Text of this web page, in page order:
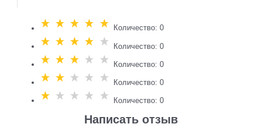
Количество: 0
Количество: 0
Количество: 0
Количество: 0
Количество: 0
Написать отзыв